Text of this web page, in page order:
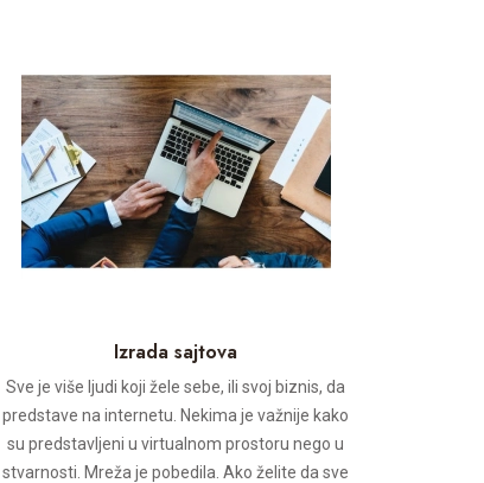
Izrada sajtova
Sve je više ljudi koji žele sebe, ili svoj biznis, da
predstave na internetu. Nekima je važnije kako
su predstavljeni u virtualnom prostoru nego u
stvarnosti. Mreža je pobedila. Ako želite da sve